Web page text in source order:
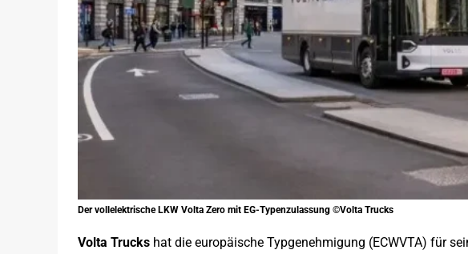
Der vollelektrische LKW Volta Zero mit EG-Typenzulassung ©Volta Trucks
Volta Trucks hat die europäische Typgenehmigung (ECWVTA) für